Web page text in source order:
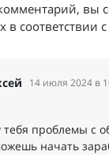
вы
соответствии с
14 июля 2024 в
тебя проблемы с
начать